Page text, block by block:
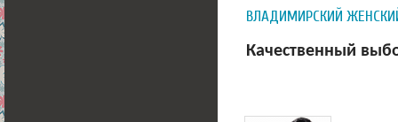
ВЛАДИМИРСКИЙ
Качественный